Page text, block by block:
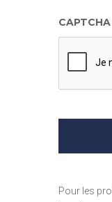
CAPTCHA
Pour les